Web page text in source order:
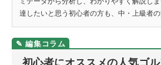
達したいと思う初心者の方も、中・上級者